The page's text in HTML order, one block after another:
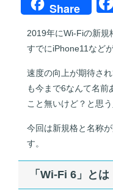
Share
2019年にWi-Fiの新規
すでにiPhone11など
速度の向上が期待さ
も今まで6なんて名前
こと無いけど？と思
今回は新規格と名称
す。
「Wi-Fi 6」とは